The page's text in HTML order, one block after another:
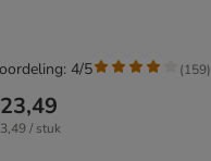
/ stuk
4/5 (159)